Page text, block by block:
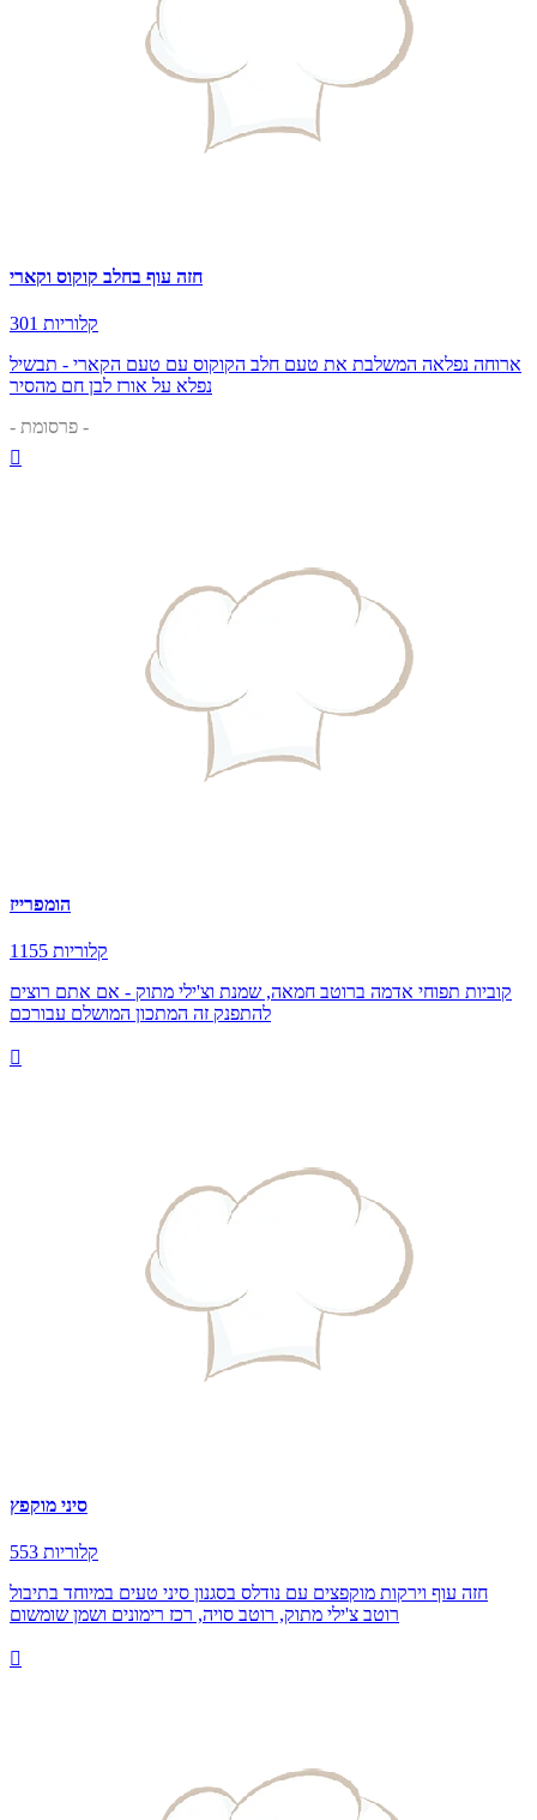
חזה עוף בחלב קוקוס וקארי
301 קלוריות
ארוחה נפלאה המשלבת את טעם חלב הקוקוס עם טעם הקארי - תבשיל
נפלא על אורז לבן חם מהסיר
- פרסומת -

הומפרייז
1155 קלוריות
קוביות תפוחי אדמה ברוטב חמאה, שמנת וצ'ילי מתוק - אם אתם רוצים
להתפנק זה המתכון המושלם עבורכם

סיני מוקפץ
553 קלוריות
חזה עוף וירקות מוקפצים עם נודלס בסגנון סיני טעים במיוחד בתיבול
רוטב צ'ילי מתוק, רוטב סויה, רכז רימונים ושמן שומשום
